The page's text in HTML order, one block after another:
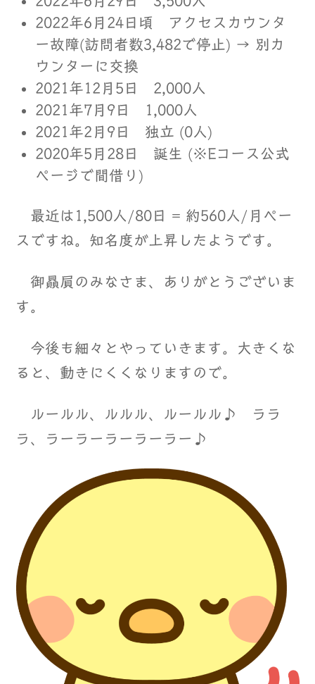
2022年6月24日頃 アクセスカウンタ
ー故障(訪問者数3,482で停止) → 別カ
ウンターに交換
2021年12月5日 2,000人
2021年7月9日 1,000人
2021年2月9日 独立 (0人)
2020年5月28日 誕生 (※Eコース公式
ページで間借り)
最近は1,500人/80日 = 約560人/月ペー
スですね。知名度が上昇したようです。
御贔屓のみなさま、ありがとうございま
す。
今後も細々とやっていきます。大きくな
ると、動きにくくなりますので。
ルールル、ルルル、ルールル♪ ララ
ラ、ラーラーラーラーラー♪